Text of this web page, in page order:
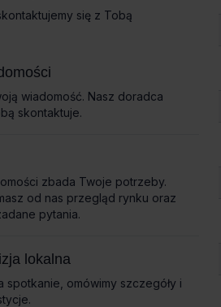
się z Tobą
wiadomość. Nasz doradca
skontaktuje.
zbada Twoje potrzeby.
od nas przegląd rynku oraz
pytania.
lokalna
spotkanie, omówimy szczegóły i
się z Tobą
wiadomość. Nasz doradca
skontaktuje.
zbada Twoje potrzeby.
od nas przegląd rynku oraz
pytania.
lokalna
spotkanie, omówimy szczegóły i